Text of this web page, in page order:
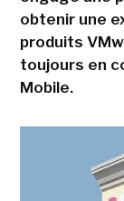
obtenir une
produits
toujours en
Mobile.